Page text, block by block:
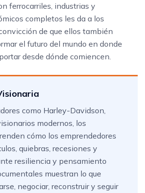
ferrocarriles, industrias y
completos les da a los
de que ellos también
el futuro del mundo en donde
desde dónde comiencen.
como Harley-Davidson,
modernos, los
cómo los emprendedores
quiebras, recesiones y
resiliencia y pensamiento
muestran lo que
negociar, reconstruir y seguir